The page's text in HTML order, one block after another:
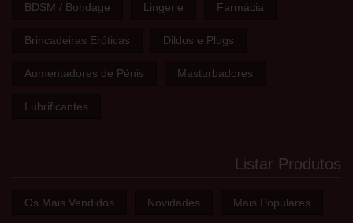
BDSM / Bondage Lingerie Farmácia
Brincadeiras Eróticas Dildos e Plugs
Aumentadores de Pénis Masturbadores
Lubrificantes
Listar Produtos
Os Mais Vendidos Novidades Mais Populares